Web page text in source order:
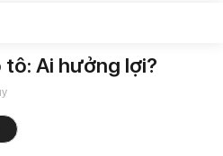
tô: Ai hưởng lợi?